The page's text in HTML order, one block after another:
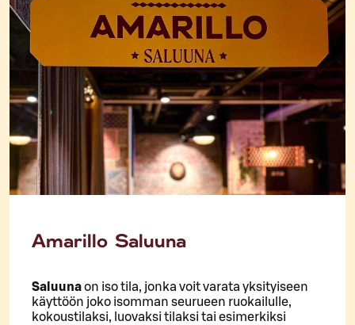
Amarillo Saluuna
Saluunaon iso tila, jonka voit varata yksityiseen
käyttöön joko isomman seurueen ruokailulle,
kokoustilaksi, luovaksi tilaksi tai esimerkiksi